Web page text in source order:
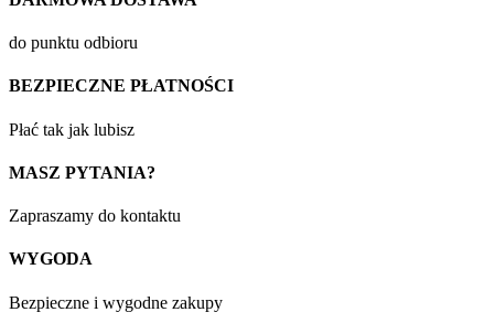
do punktu odbioru
BEZPIECZNE PŁATNOŚCI
Płać tak jak lubisz
MASZ PYTANIA?
Zapraszamy do kontaktu
WYGODA
Bezpieczne i wygodne zakupy